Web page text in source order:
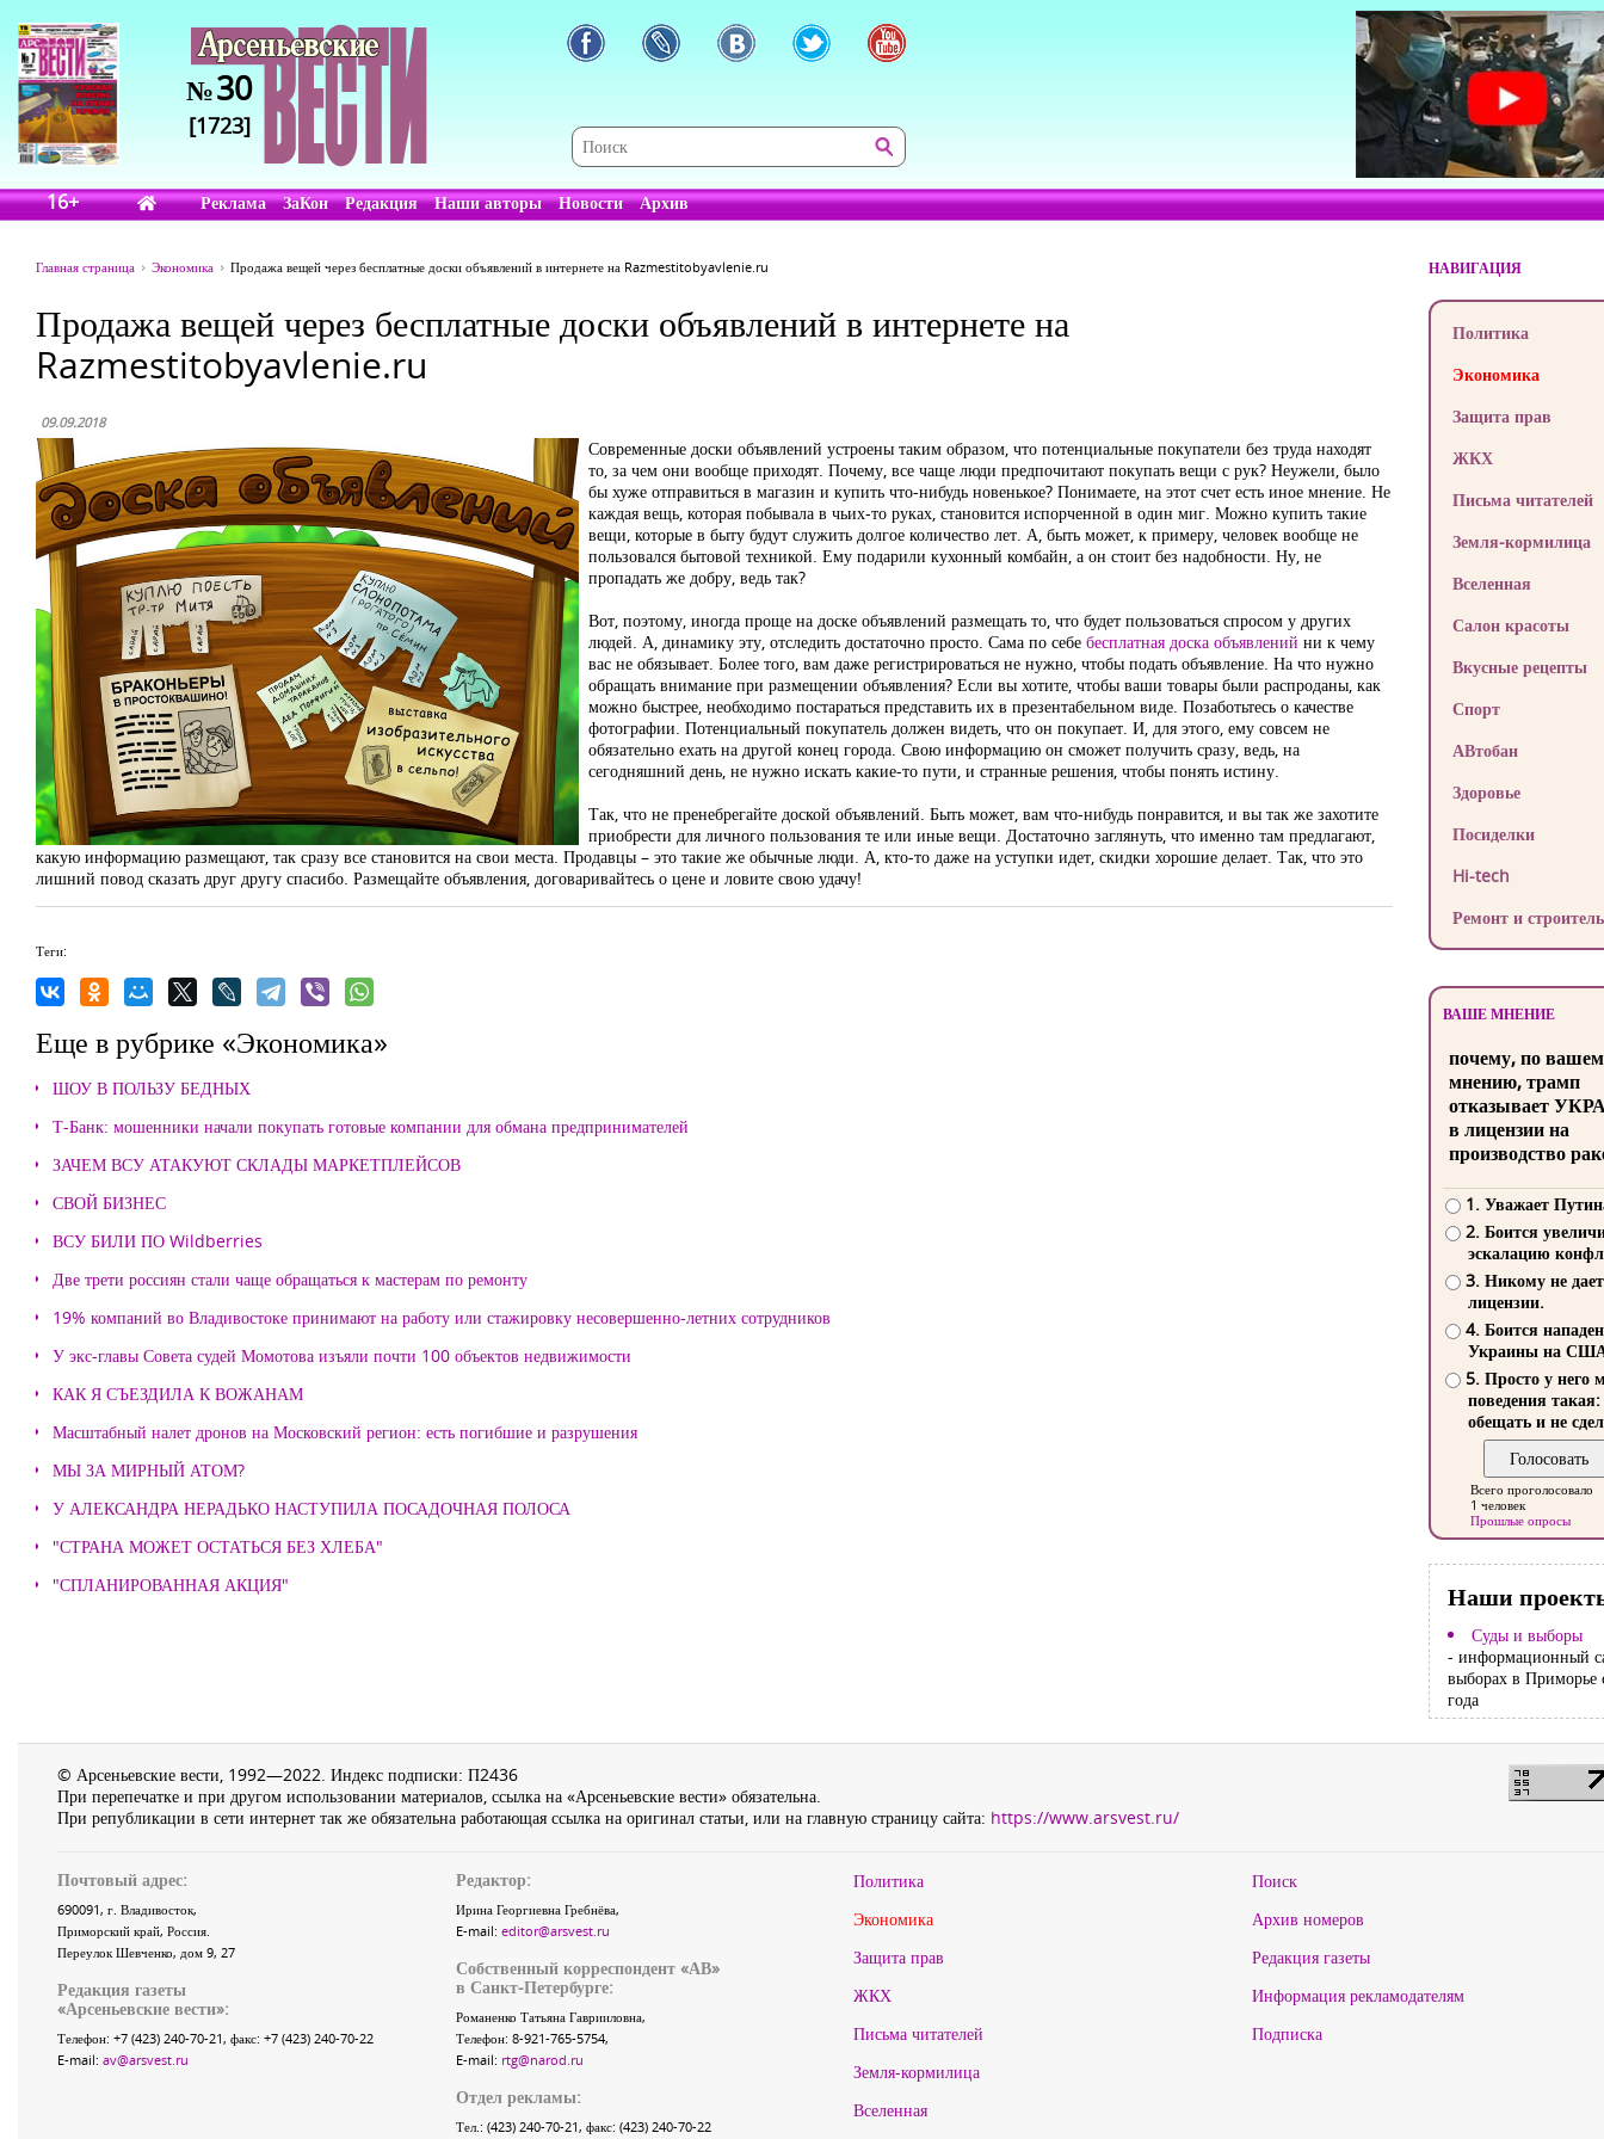
№30
[1723]
16+ Реклама ЗаКон Редакция Наши авторы Новости Архив
Главная страница Экономика Продажа вещей через бесплатные доски объявлений в интернете на Razmestitobyavlenie.ru
Продажа вещей через бесплатные доски объявлений в интернете на
Razmestitobyavlenie.ru
09.09.2018
Современные доски объявлений устроены таким образом, что потенциальные покупатели без труда находят
то, за чем они вообще приходят. Почему, все чаще люди предпочитают покупать вещи с рук? Неужели, было
бы хуже отправиться в магазин и купить что-нибудь новенькое? Понимаете, на этот счет есть иное мнение. Не
каждая вещь, которая побывала в чьих-то руках, становится испорченной в один миг. Можно купить такие
вещи, которые в быту будут служить долгое количество лет. А, быть может, к примеру, человек вообще не
пользовался бытовой техникой. Ему подарили кухонный комбайн, а он стоит без надобности. Ну, не
пропадать же добру, ведь так?
Вот, поэтому, иногда проще на доске объявлений размещать то, что будет пользоваться спросом у других
людей. А, динамику эту, отследить достаточно просто. Сама по себе бесплатная доска объявлений ни к чему
вас не обязывает. Более того, вам даже регистрироваться не нужно, чтобы подать объявление. На что нужно
обращать внимание при размещении объявления? Если вы хотите, чтобы ваши товары были распроданы, как
можно быстрее, необходимо постараться представить их в презентабельном виде. Позаботьтесь о качестве
фотографии. Потенциальный покупатель должен видеть, что он покупает. И, для этого, ему совсем не
обязательно ехать на другой конец города. Свою информацию он сможет получить сразу, ведь, на
сегодняшний день, не нужно искать какие-то пути, и странные решения, чтобы понять истину.
Так, что не пренебрегайте доской объявлений. Быть может, вам что-нибудь понравится, и вы так же захотите
приобрести для личного пользования те или иные вещи. Достаточно заглянуть, что именно там предлагают,
какую информацию размещают, так сразу все становится на свои места. Продавцы – это такие же обычные люди. А, кто-то даже на уступки идет, скидки хорошие делает. Так, что это
лишний повод сказать друг другу спасибо. Размещайте объявления, договаривайтесь о цене и ловите свою удачу!
Теги:
Еще в рубрике «Экономика»
ШОУ В ПОЛЬЗУ БЕДНЫХ
Т-Банк: мошенники начали покупать готовые компании для обмана предпринимателей
ЗАЧЕМ ВСУ АТАКУЮТ СКЛАДЫ МАРКЕТПЛЕЙСОВ
СВОЙ БИЗНЕС
ВСУ БИЛИ ПО Wildberries
Две трети россиян стали чаще обращаться к мастерам по ремонту
19% компаний во Владивостоке принимают на работу или стажировку несовершенно-летних сотрудников
У экс-главы Совета судей Момотова изъяли почти 100 объектов недвижимости
КАК Я СЪЕЗДИЛА К ВОЖАНАМ
Масштабный налет дронов на Московский регион: есть погибшие и разрушения
МЫ ЗА МИРНЫЙ АТОМ?
У АЛЕКСАНДРА НЕРАДЬКО НАСТУПИЛА ПОСАДОЧНАЯ ПОЛОСА
"СТРАНА МОЖЕТ ОСТАТЬСЯ БЕЗ ХЛЕБА"
"СПЛАНИРОВАННАЯ АКЦИЯ"
НАВИГАЦИЯ
Политика
Экономика
Защита прав
ЖКХ
Письма читателей
Земля-кормилица
Вселенная
Салон красоты
Вкусные рецепты
Спорт
АВтобан
Здоровье
Посиделки
Hi-tech
Ремонт и
ВАШЕ МНЕНИЕ
почему, по
мнению, трамп
отказывает
в лицензии на
производство
1. Уважает
2. Боится
эскалацию
3. Никому не
лицензии.
4. Боится
Украины на
5. Просто у него
поведения такая:
обещать и не
Всего проголосовало
1 человек
Прошлые опросы
Наши
Суды и выборы
- информационный
выборах в Приморье
года
© Арсеньевские вести, 1992—2022. Индекс подписки: П2436
При перепечатке и при другом использовании материалов, ссылка на «Арсеньевские вести» обязательна.
При републикации в сети интернет так же обязательна работающая ссылка на оригинал статьи, или на главную страницу сайта: https://www.arsvest.ru/
Почтовый адрес:
690091, г. Владивосток,
Приморский край, Россия.
Переулок Шевченко, дом 9, 27
Редакция газеты
«Арсеньевские вести»:
Телефон: +7 (423) 240-70-21, факс: +7 (423) 240-70-22
E-mail: av@arsvest.ru
Редактор:
Ирина Георгиевна Гребнёва,
E-mail: editor@arsvest.ru
Собственный корреспондент «АВ»
в Санкт-Петербурге:
Романенко Татьяна Гаврииловна,
Телефон: 8-921-765-5754,
E-mail: rtg@narod.ru
Отдел рекламы:
Тел.: (423) 240-70-21, факс: (423) 240-70-22
Политика
Экономика
Защита прав
ЖКХ
Письма читателей
Земля-кормилица
Вселенная
Поиск
Архив номеров
Редакция газеты
Информация рекламодателям
Подписка